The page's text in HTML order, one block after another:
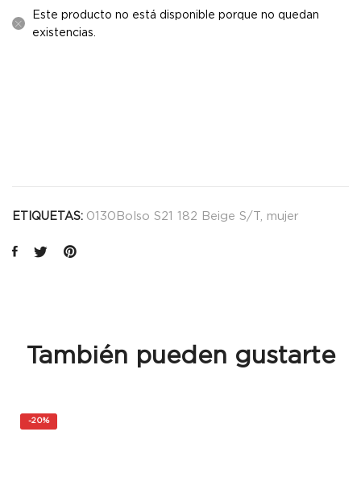
Este producto no está disponible porque no quedan
existencias.
ETIQUETAS: 0130Bolso S21 182 Beige S/T mujer
También pueden gustarte
-20%